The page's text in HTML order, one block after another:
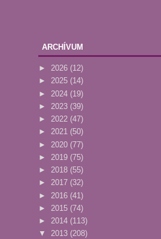
ARCHÍVUM
► 2026 (12)
► 2025 (14)
► 2024 (19)
► 2023 (39)
► 2022 (47)
► 2021 (50)
► 2020 (77)
► 2019 (75)
► 2018 (55)
► 2017 (32)
► 2016 (41)
► 2015 (74)
► 2014 (113)
▼ 2013 (208)